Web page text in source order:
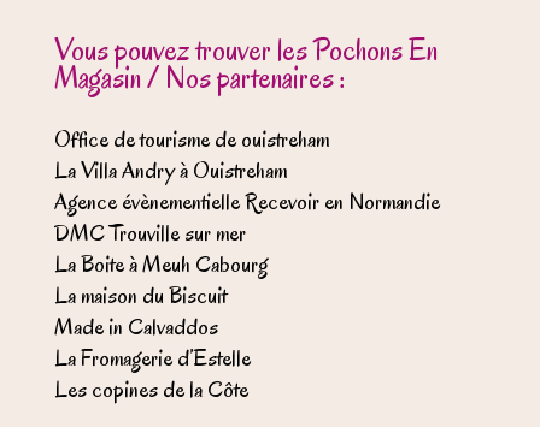
Vous pouvez trouver les Pochons En
Magasin / Nos partenaires :
Office de tourisme de ouistreham
La Villa Andry à Ouistreham
Agence évènementielle Recevoir en Normandie
DMC Trouville sur mer
La Boite à Meuh Cabourg
La maison du Biscuit
Made in Calvaddos
La Fromagerie d’Estelle
Les copines de la Côte